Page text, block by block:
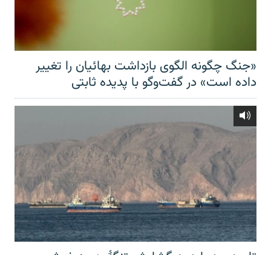
«جنگ چگونه الگوی بازداشت بهائیان را تغییر
داده است» در گفت‌وگو با پدیده ثابتی